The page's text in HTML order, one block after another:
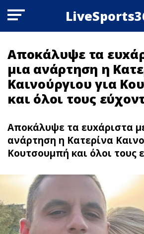
Αποκάλυψε τα
μια ανάρτηση η
Καινούργιου για
και όλοι τους
Αποκάλυψε τα ευxάριστα
ανάρτηση η Κατερίνα
Κουτσουμπή και όλοι τους